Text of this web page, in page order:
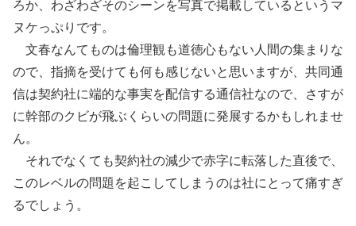
ろか、わざわざそのシーンを写真で掲載しているというマ
ヌケっぷりです。
文春なんてものは倫理観も道徳心もない人間の集まりな
ので、指摘を受けても何も感じないと思いますが、共同通
信は契約社に端的な事実を配信する通信社なので、さすが
に幹部のクビが飛ぶくらいの問題に発展するかもしれませ
ん。
それでなくても契約社の減少で赤字に転落した直後で、
このレベルの問題を起こしてしまうのは社にとって痛すぎ
るでしょう。